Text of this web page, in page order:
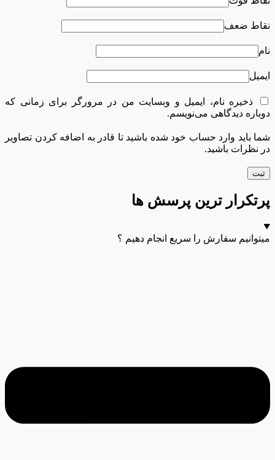
نقاط ضعف
نام
ایمیل
ذخیره نام، ایمیل و وبسایت من در مرورگر برای زمانی که
دوباره دیدگاهی می‌نویسم.
شما باید وارد حساب خود شده باشید تا قادر به اضافه کردن تصاویر
در نظرات باشید.
پرتکرار ترین پرسش ها
میتوانیم سفارش را سریع انجام دهیم ؟